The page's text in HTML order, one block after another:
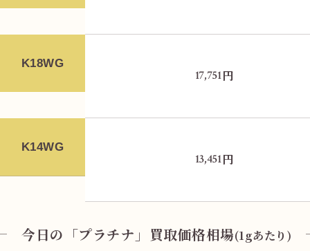
K18WG
17,751円
K14WG
13,451円
今日の「プラチナ」買取価格相場(1gあたり)